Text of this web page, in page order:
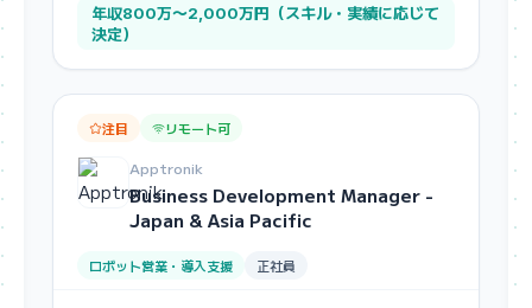
年収800万〜2,000万円（スキル・実績に応じて
決定）
注目 リモート可
Apptronik
Business Development Manager -
Japan & Asia Pacific
ロボット営業・導入支援 正社員